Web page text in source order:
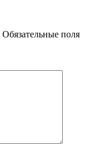
Обязательные поля